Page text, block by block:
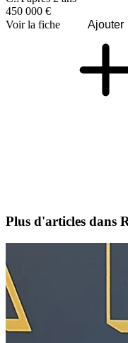
450 000 €
Voir la fiche
Ajouter
Plus d'articles dans